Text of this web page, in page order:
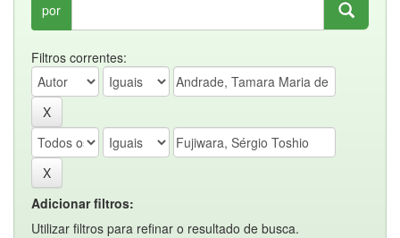
por
Filtros correntes:
Adicionar filtros:
Utilizar filtros para refinar o resultado de busca.